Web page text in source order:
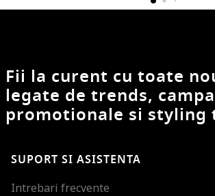
Fii la curent cu toate
legate de trends,
promotionale si styling
SUPORT SI ASISTENTA
Intrebari frecvente